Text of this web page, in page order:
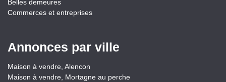
Belles demeures
Commerces et entreprises
Annonces par ville
Maison à vendre, Alencon
Maison à vendre, Mortagne au perche